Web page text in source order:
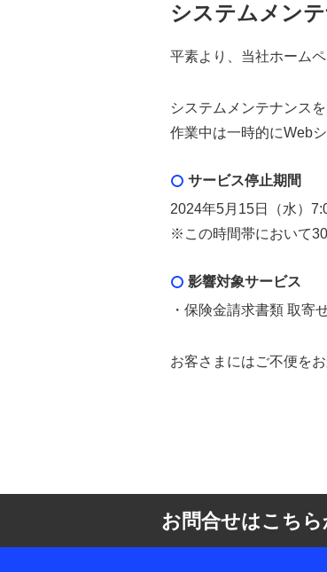
システムメン
平素より、当社ホーム
システムメンテナンス
作業中は一時的にWeb
サービス停止期間
2024年5月15日（水）
※この時間帯において
影響対象サービス
・保険金請求書類 取寄
お客さまにはご不便を
お問合せはこちら